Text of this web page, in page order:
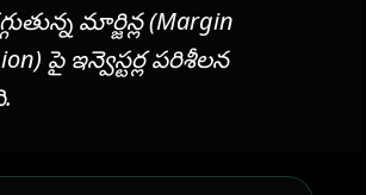
మార్జిన్ల (Margin
పై ఇన్వెస్టర్ల పరిశీలన